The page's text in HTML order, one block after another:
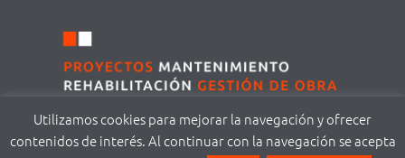
DOMA MODUS S.L. | Avda. San Agustín, 111 – local 1 | 37005 Salamanca |
Utilizamos cookies para mejorar la navegación y ofrecer
contenidos de interés. Al continuar con la navegación se acepta